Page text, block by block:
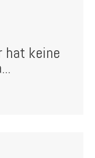
hat keine